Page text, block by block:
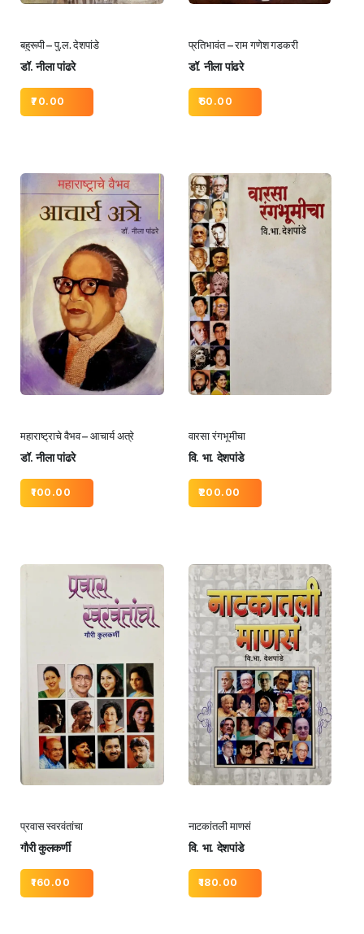
बहुरूपी – पु.ल. देशपांडे
डॉ. नीला पांढरे
70.00
प्रतिभावंत – राम गणेश गडकरी
डॉ. नीला पांढरे
60.00
महाराष्ट्राचे वैभव – आचार्य अत्रे
डॉ. नीला पांढरे
100.00
वारसा रंगभूमीचा
वि. भा. देशपांडे
200.00
प्रवास स्वरवंतांचा
गौरी कुलकर्णी
160.00
नाटकांतली माणसं
वि. भा. देशपांडे
180.00